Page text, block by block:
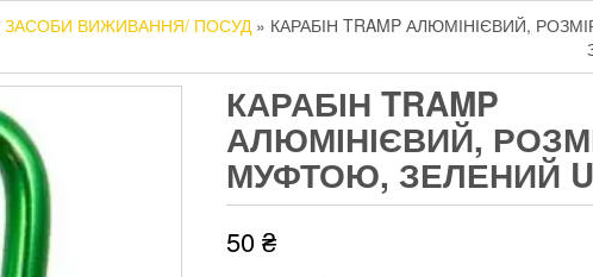
ЗАСОБИ ВИЖИВАННЯ/ ПОСУД» КАРАБІН TRAMP АЛЮМІНІЄВИЙ,
КАРАБІН TRAMP
АЛЮМІНІЄВИЙ,
МУФТОЮ, ЗЕЛЕНИЙ
50₴